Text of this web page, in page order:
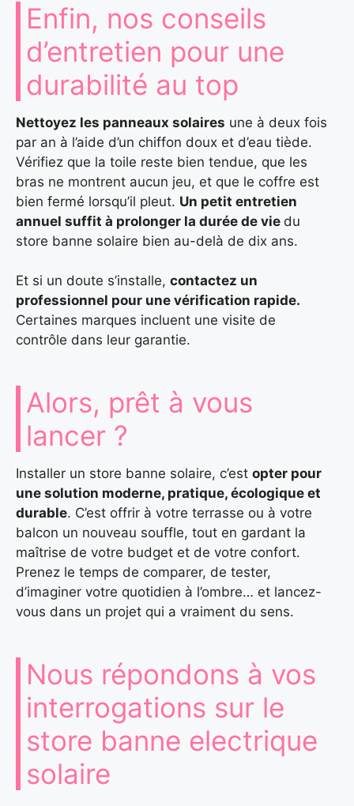
Enfin, nos conseils
d’entretien pour une
durabilité au top
Nettoyez les panneaux solaires une à deux fois
par an à l’aide d’un chiffon doux et d’eau tiède.
Vérifiez que la toile reste bien tendue, que les
bras ne montrent aucun jeu, et que le coffre est
bien fermé lorsqu’il pleut. Un petit entretien
annuel suffit à prolonger la durée de vie du
store banne solaire bien au-delà de dix ans.
Et si un doute s’installe, contactez un
professionnel pour une vérification rapide.
Certaines marques incluent une visite de
contrôle dans leur garantie.
Alors, prêt à vous
lancer ?
Installer un store banne solaire, c’est opter pour
une solution moderne, pratique, écologique et
durable. C’est offrir à votre terrasse ou à votre
balcon un nouveau souffle, tout en gardant la
maîtrise de votre budget et de votre confort.
Prenez le temps de comparer, de tester,
d’imaginer votre quotidien à l’ombre… et lancez-
vous dans un projet qui a vraiment du sens.
Nous répondons à vos
interrogations sur le
store banne electrique
solaire